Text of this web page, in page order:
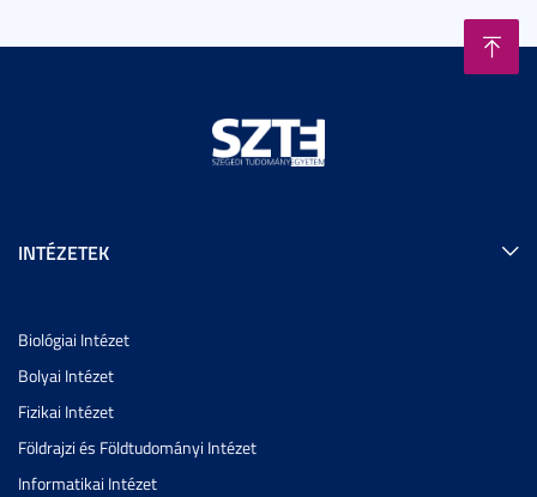
INTÉZETEK
Biológiai Intézet
Bolyai Intézet
Fizikai Intézet
Földrajzi és Földtudományi Intézet
Informatikai Intézet